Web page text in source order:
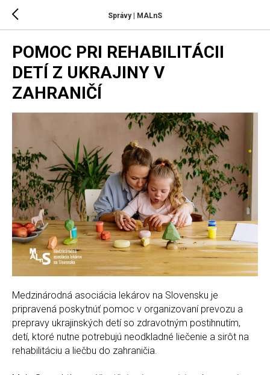
Správy | MALnS
POMOC PRI REHABILITÁCII
DETÍ Z UKRAJINY V
ZAHRANIČÍ
Medzinárodná asociácia lekárov na Slovensku je
pripravená poskytnúť pomoc v organizovaní prevozu a
prepravy ukrajinských detí so zdravotným postihnutím,
detí, ktoré nutne potrebujú neodkladné liečenie a sirôt na
rehabilitáciu a liečbu do zahraničia.